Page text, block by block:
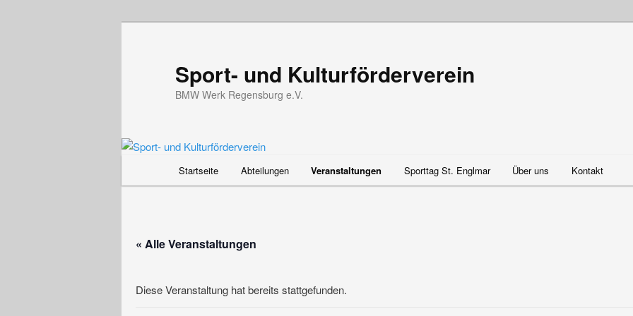
Sport- und Kulturförderverein
BMW Werk Regensburg e.V.
Startseite Abteilungen Veranstaltungen Sporttag St. Englmar Über uns Kontakt
« Alle Veranstaltungen
Diese Veranstaltung hat bereits stattgefunden.